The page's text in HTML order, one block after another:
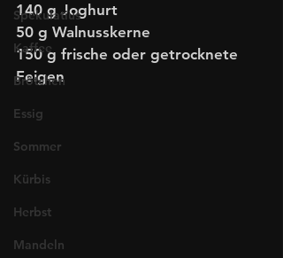
Spekulatius
Kaffee
Brötchen
Essig
Sommer
Kürbis
Herbst
Mandeln
140 g Joghurt
50 g Walnusskerne
150 g frische oder getrocknete
Feigen